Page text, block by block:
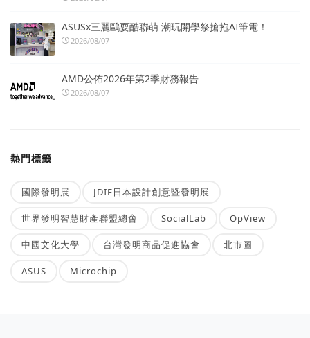
ASUSx三麗鷗耍酷聯萌 潮玩開學祭搶抱AI筆電！
2026/08/07
AMD公佈2026年第2季財務報告
2026/08/07
熱門標籤
國際發明展 JDIE日本設計創意暨發明展
世界發明智慧財產聯盟總會 SocialLab OpView
中國文化大學 台灣發明商品促進協會 北市圖
ASUS Microchip